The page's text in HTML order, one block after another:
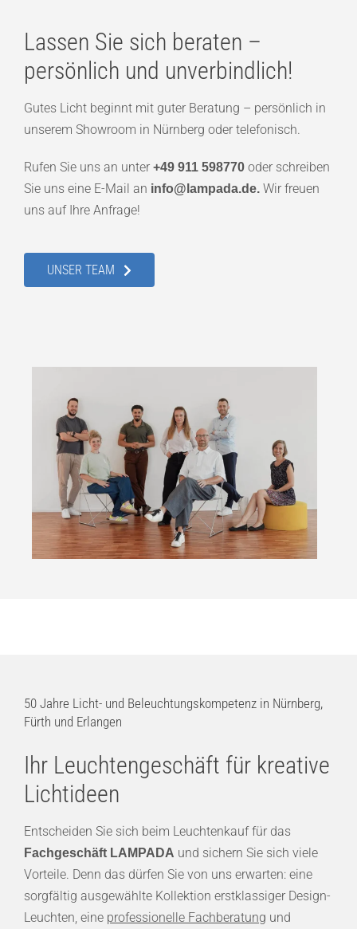
Lassen Sie sich beraten –
persönlich und unverbindlich!
Gutes Licht beginnt mit guter Beratung – persönlich in
unserem Showroom in Nürnberg oder telefonisch.
Rufen Sie uns an unter +49 911 598770 oder schreiben
Sie uns eine E-Mail an info@lampada.de. Wir freuen
uns auf Ihre Anfrage!
UNSER TEAM
50 Jahre Licht- und Beleuchtungskompetenz in Nürnberg,
Fürth und Erlangen
Ihr Leuchtengeschäft für kreative
Lichtideen
Entscheiden Sie sich beim Leuchtenkauf für das
Fachgeschäft LAMPADA und sichern Sie sich viele
Vorteile. Denn das dürfen Sie von uns erwarten: eine
sorgfältig ausgewählte Kollektion erstklassiger Design-
Leuchten, eine professionelle Fachberatung und